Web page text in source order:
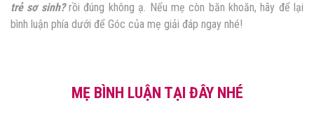
trẻ sơ sinh?rồi đúng không ạ. Nếu mẹ còn băn khoăn, hãy để lại
bình luận phía dưới để Góc của mẹ giải đáp ngay nhé!
MẸ BÌNH LUẬN TẠI ĐÂY NHÉ